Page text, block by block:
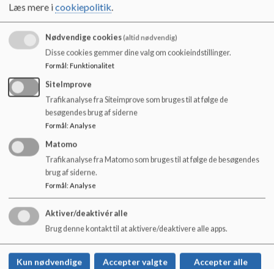
d
kontakter du os?
2. Kontaktoplysninger på databeskyttelsesrådgiveren
3. Formålene og retsgrundlaget for behandlingen af dine
personoplysninger
4. Modtagere af dine personoplysninger
5. Opbevaring af dine personoplysninger
6. Dine rettigheder
7. Klageadgang
Her kan du få hjælp fra
Har du spørgsmål, er du altid velkommen til at kontakte os.
Tylstrup Skole
Pogevej 5, 9382 Tylstrup
tylstrup-skole@aalborg.dk
Tlf.: 99824050
Læs mere icookiepolitik.
Nødvendige cookies(altid nødvendig)
Disse cookies gemmer dine valg om cookieindstillinger.
Formål: Funktionalitet
SiteImprove
Trafikanalyse fra Siteimprove som bruges til at følge de
besøgendes brug af siderne
Formål: Analyse
Matomo
Trafikanalyse fra Matomo som bruges til at følge de besøgendes
brug af siderne.
Formål: Analyse
Aktiver/deaktivér alle
Brug denne kontakt til at aktivere/deaktivere alle apps.
Kun nødvendige Accepter valgte Accepter alle